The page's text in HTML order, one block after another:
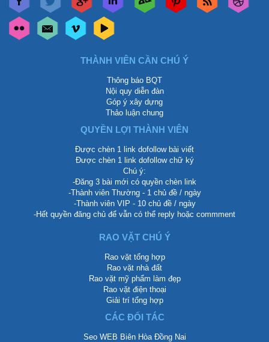
THÀNH VIÊN CẦN CHÚ Ý
Thông báo BQT
Nội quy diễn đàn
Góp ý xây dựng
Thảo luận chung
QUYỀN LỢI THÀNH VIÊN
Được chèn 1 link dofollow bài viết
Được chèn 1 link dofollow chữ ký
Chú ý:
-Đăng 3 bài mới có quyền chèn link
-Thành viên Thường - 1 chủ đề / ngày
-Thành viên VIP - 10 chủ đề / ngày
-Hết quyền đăng chủ để vẫn có thể reply hoặc commment
RAO VẶT CHÚ Ý
Rao vặt tổng hợp
Rao vặt nhà đất
Rao vặt mỹ phẩm làm đẹp
Rao vặt điện thoại
Giải trí tổng hợp
CÁC ĐỐI TÁC
Seo WEB Biên Hòa Đồng Nai